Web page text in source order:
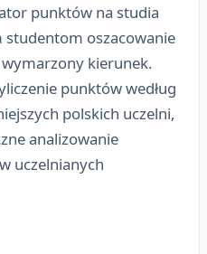
punktów na studia
studentom oszacowanie
wymarzony kierunek.
punktów według
polskich uczelni,
analizowanie
uczelnianych